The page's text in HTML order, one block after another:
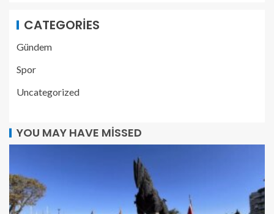
CATEGORIES
Gündem
Spor
Uncategorized
YOU MAY HAVE MISSED